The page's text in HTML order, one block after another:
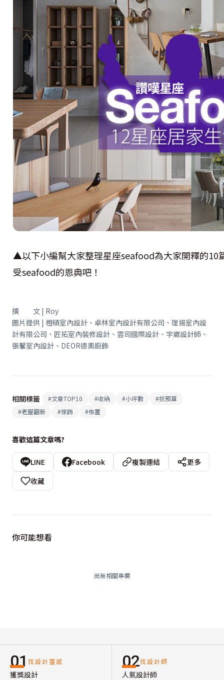
▲以下小編幫大家整理星座seafood為大家開釋的10
受seafood的恩典吧！
撰 文 | Roy
圖片提供 | 橙碩室內設計、卓林室內設計有限公司、理揚室內設
計有限公司、匠拓室內裝修設計、雲司國際設計、宇崴設計師、
張馨室內設計、DEOR德奧廚飾
相關標籤 #文章TOP10 #收納 #小坪數 #抓預算
#老屋翻新 #傢飾 #佈置
喜歡這篇文章嗎?
LINE Facebook 複製連結
更多
收藏
你可能想看
尚無相關專欄
01 找設計靈感
獲獎設計
02找設計師
人氣設計師